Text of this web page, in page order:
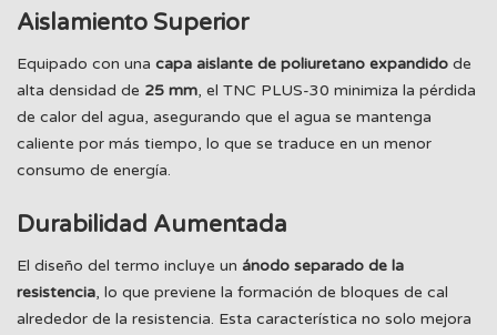
Aislamiento Superior
Equipado con una capa aislante de poliuretano expandido de
alta densidad de 25 mm, el TNC PLUS-30 minimiza la pérdida
de calor del agua, asegurando que el agua se mantenga
caliente por más tiempo, lo que se traduce en un menor
consumo de energía.
Durabilidad Aumentada
El diseño del termo incluye un ánodo separado de la
resistencia, lo que previene la formación de bloques de cal
alrededor de la resistencia. Esta característica no solo mejora